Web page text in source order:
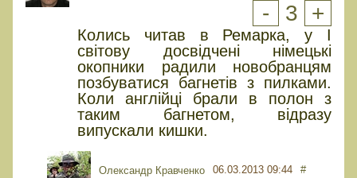
- 3 +
Колись читав в Ремарка, у І
світову досвідчені німецькі
окопники радили новобранцям
позбуватися багнетів з пилками.
Коли англійці брали в полон з
таким багнетом, відразу
випускали кишки.
Олександр Кравченко 06.03.2013 09:44 #